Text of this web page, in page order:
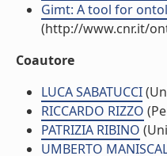
Gimt: A tool for
(http://www.cnr.it/
Coautore
LUCA SABATUCCI
RICCARDO RIZZO
PATRIZIA RIBINO
UMBERTO